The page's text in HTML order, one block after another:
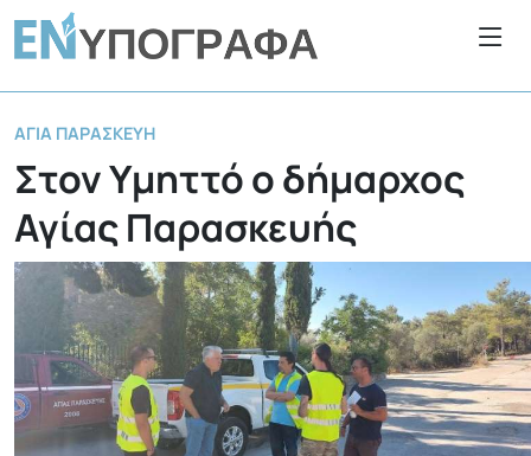
ΑΓΊΑ ΠΑΡΑΣΚΕΥΉ
Στον Υμηττό ο δήμαρχος
Αγίας Παρασκευής